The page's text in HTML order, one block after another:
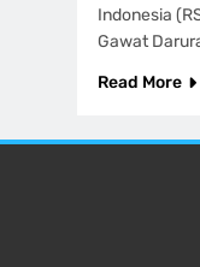
Indonesia
Gawat
Read More